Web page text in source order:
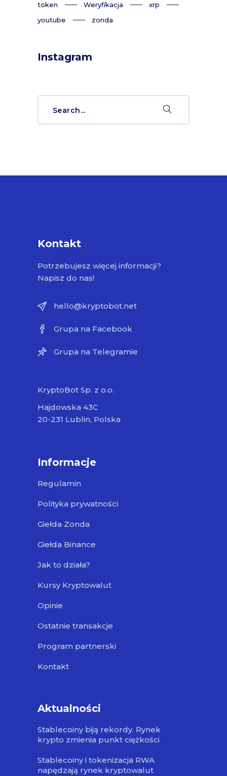
token Weryfikacja
xrp
youtube
zonda
Instagram
Kontakt
Potrzebujesz więcej informacji?
Napisz do nas!
hello@kryptobot.net
Grupa na Facebook
Grupa na Telegramie
KryptoBot Sp. z o.o.
Hajdowska 43C
20-231 Lublin, Polska
Informacje
Regulamin
Polityka prywatności
Giełda Zonda
Giełda Binance
Jak to działa?
Kursy Kryptowalut
Opinie
Ostatnie transakcje
Program partnerski
Kontakt
Aktualności
Stablecoiny biją rekordy. Rynek
krypto zmienia punkt ciężkości
Stablecoiny i tokenizacja RWA
napędzają rynek kryptowalut